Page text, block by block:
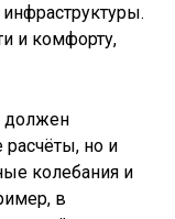
и комфорту,
должен
расчёты, но и
колебания и
в